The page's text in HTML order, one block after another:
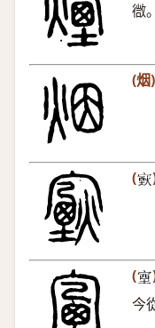
㣲。
(烟)
(𤎟
(𡨾
今